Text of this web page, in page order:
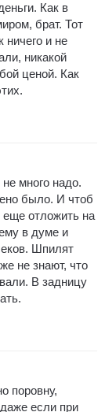
Как в
брат. Тот
ничего и не
никакой
ценой. Как
много надо.
было. И чтоб
еще отложить на
в думе и
Шпилят
не знают, что
В задницу
поровну,
если при